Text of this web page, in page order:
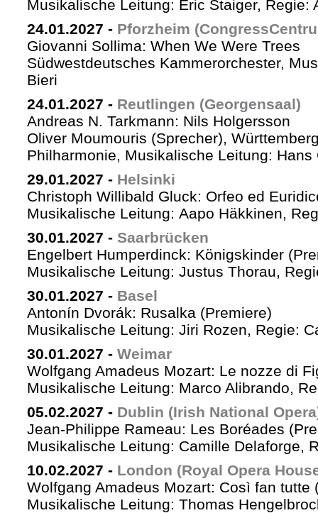
Musikalische Leitung: Eric Staiger, Regie:
24.01.2027 - Pforzheim
Giovanni Sollima: When We Were Trees
Südwestdeutsches Kammerorchester,
Bieri
24.01.2027 - Reutlingen (Georgensaal)
Andreas N. Tarkmann: Nils Holgersson
Oliver Moumouris (Sprecher),
Philharmonie, Musikalische Leitung: Hans
29.01.2027 - Helsinki
Christoph Willibald Gluck: Orfeo ed
Musikalische Leitung: Aapo Häkkinen,
30.01.2027 - Saarbrücken
Engelbert Humperdinck: Königskinder
Musikalische Leitung: Justus Thorau,
30.01.2027 - Basel
Antonín Dvorák: Rusalka (Premiere)
Musikalische Leitung: Jiri Rozen, Regie:
30.01.2027 - Weimar
Wolfgang Amadeus Mozart: Le nozze di
Musikalische Leitung: Marco Alibrando,
05.02.2027 - Dublin (Irish National
Jean-Philippe Rameau: Les Boréades
Musikalische Leitung: Camille Delaforge,
10.02.2027 - London (Royal Opera
Wolfgang Amadeus Mozart: Così fan tutte
Musikalische Leitung: Thomas